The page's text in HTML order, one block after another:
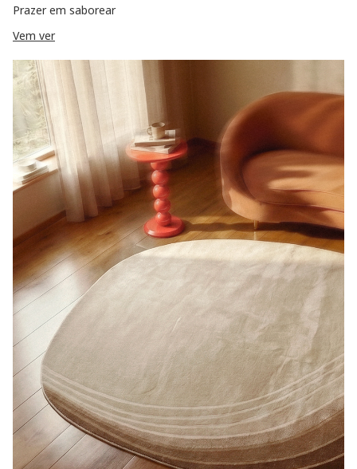
Prazer em saborear
Vem ver